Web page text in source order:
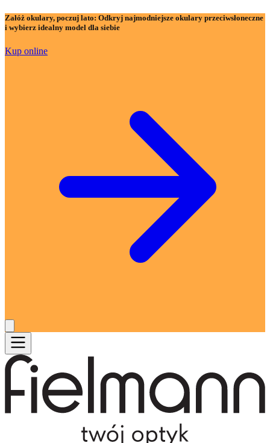
Załóż okulary, poczuj lato: Odkryj najmodniejsze okulary przeciwsłoneczne
i wybierz idealny model dla siebie
Kup online